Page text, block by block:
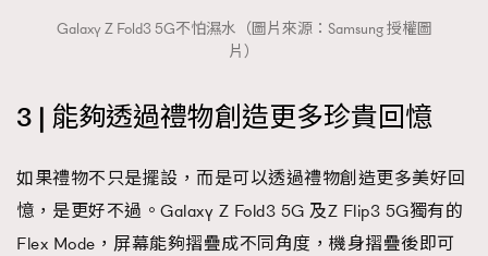
Galaxy Z Fold3 5G不怕濕水（圖片來源：Samsung 授權圖
片）
3 | 能夠透過禮物創造更多珍貴回憶
如果禮物不只是擺設，而是可以透過禮物創造更多美好回
憶，是更好不過。Galaxy Z Fold3 5G 及Z Flip3 5G獨有的
Flex Mode，屏幕能夠摺疊成不同角度，機身摺疊後即可